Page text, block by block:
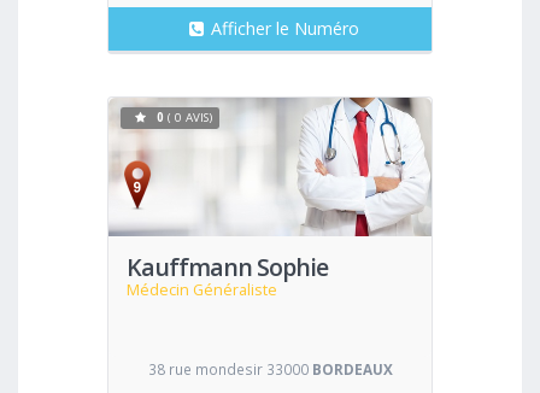
Afficher le Numéro
Kauffmann Sophie
Médecin Généraliste
Voir
0 ( 0 AVIS)
38 rue mondesir 33000 BORDEAUX